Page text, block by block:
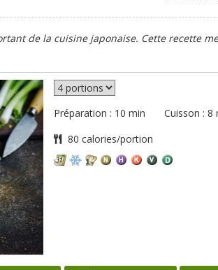
de la cuisine japonaise. Cette recette
Préparation : 10 min
Cuisson : 8
80 calories/portion